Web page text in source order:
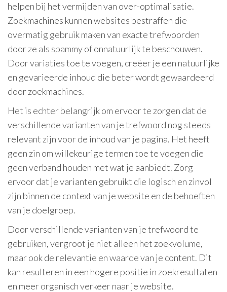
helpen bij het vermijden van over-optimalisatie.
Zoekmachines kunnen websites bestraffen die
overmatig gebruik maken van exacte trefwoorden
door ze als spammy of onnatuurlijk te beschouwen.
Door variaties toe te voegen, creëer je een natuurlijke
en gevarieerde inhoud die beter wordt gewaardeerd
door zoekmachines.
Het is echter belangrijk om ervoor te zorgen dat de
verschillende varianten van je trefwoord nog steeds
relevant zijn voor de inhoud van je pagina. Het heeft
geen zin om willekeurige termen toe te voegen die
geen verband houden met wat je aanbiedt. Zorg
ervoor dat je varianten gebruikt die logisch en zinvol
zijn binnen de context van je website en de behoeften
van je doelgroep.
Door verschillende varianten van je trefwoord te
gebruiken, vergroot je niet alleen het zoekvolume,
maar ook de relevantie en waarde van je content. Dit
kan resulteren in een hogere positie in zoekresultaten
en meer organisch verkeer naar je website.